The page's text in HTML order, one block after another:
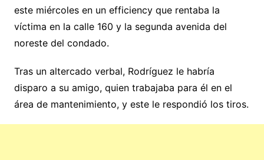
este miércoles en un efficiency que rentaba la
víctima en la calle 160 y la segunda avenida del
noreste del condado.
Tras un altercado verbal, Rodríguez le habría
disparo a su amigo, quien trabajaba para él en el
área de mantenimiento, y este le respondió los tiros.